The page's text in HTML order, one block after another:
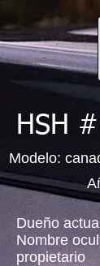
HSH
Modelo:
Dueño
Nombre
propietario